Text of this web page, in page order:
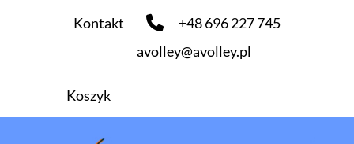
Kontakt
+48 696 227 745
avolley@avolley.pl
Koszyk